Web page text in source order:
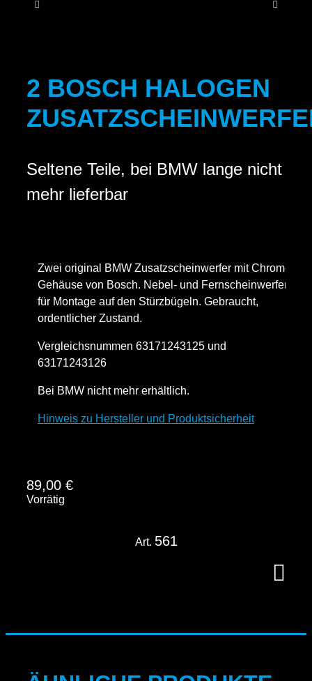
2 BOSCH HALOGEN
Seltene Teile, bei BMW lange nicht
mehr lieferbar
Zwei original BMW Zusatzscheinwerfer mit Chrom-
Gehäuse von Bosch. Nebel- und Fernscheinwerfer
für Montage auf den Stürzbügeln. Gebraucht,
ordentlicher Zustand.
Vergleichsnummen 63171243125 und
63171243126
Bei BMW nicht mehr erhältlich.
Hinweis zu Hersteller und Produktsicherheit
89,00 €
Vorrätig
Art. 561